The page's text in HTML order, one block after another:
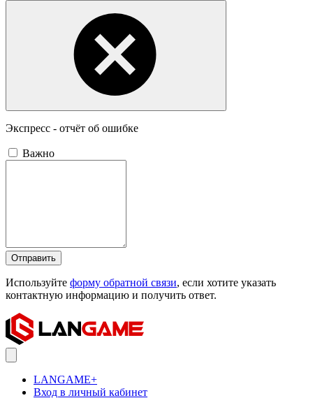
Экспресс - отчёт об ошибке
Важно
Отправить
Используйте форму обратной связи, если хотите указать
контактную информацию и получить ответ.
LANGAME+
Вход в личный кабинет